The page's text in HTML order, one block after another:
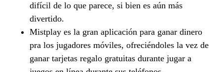
difícil de lo que parece, si bien es aún más
divertido.
Mistplay es la gran aplicación para ganar dinero
pra los jugadores móviles, ofreciéndoles la vez de
ganar tarjetas regalo gratuitas durante jugar a